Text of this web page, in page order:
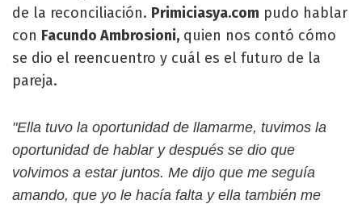
de la reconciliación. Primiciasya.com pudo hablar
con Facundo Ambrosioni, quien nos contó cómo
se dio el reencuentro y cuál es el futuro de la
pareja.
"Ella tuvo la oportunidad de llamarme, tuvimos la
oportunidad de hablar y después se dio que
volvimos a estar juntos. Me dijo que me seguía
amando, que yo le hacía falta y ella también me